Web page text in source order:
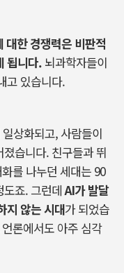
대한 경쟁력은 비판적
됩니다. 뇌과학자들이
고 있습니다.
상화되고, 사람들이
졌습니다. 친구들과 뛰
를 나누던 세대는90
도죠. 그런데AI가 발달
지 않는 시대가 되었습
론에서도 아주 심각